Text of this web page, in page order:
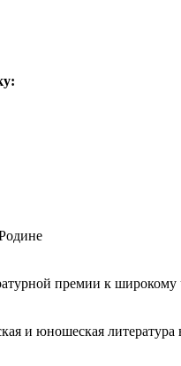
премии к широкому
и юношеская литература